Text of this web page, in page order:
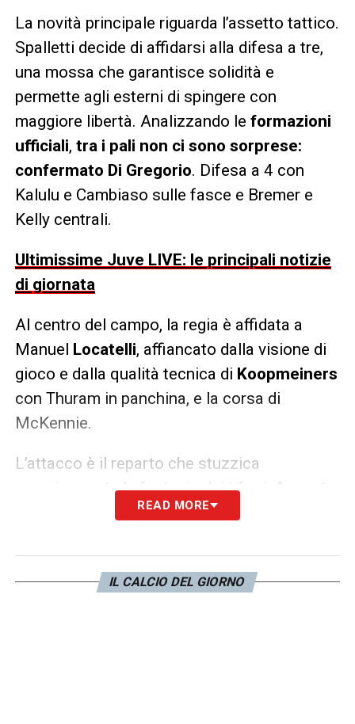
La novità principale riguarda l’assetto tattico.
Spalletti decide di affidarsi alla difesa a tre,
una mossa che garantisce solidità e
permette agli esterni di spingere con
maggiore libertà. Analizzando le formazioni
ufficiali, tra i pali non ci sono sorprese:
confermato Di Gregorio. Difesa a 4 con
Kalulu e Cambiaso sulle fasce e Bremer e
Kelly centrali.
Ultimissime Juve LIVE: le principali notizie
di giornata
Al centro del campo, la regia è affidata a
Manuel Locatelli, affiancato dalla visione di
gioco e dalla qualità tecnica di Koopmeiners
con Thuram in panchina, e la corsa di
McKennie.
L’attacco è il reparto che stuzzica
maggiormente la fantasia dei tifosi.
al confermatissimo Conceicao, Yildiz
che ritrova la maglia da titolare.
READ MORE
IL CALCIO DEL GIORNO